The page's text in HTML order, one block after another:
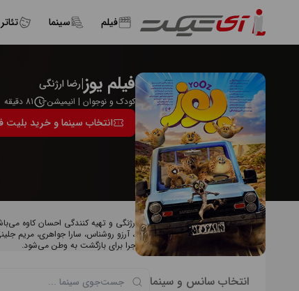
فیلم سینما تئاتر
فیلم یوز|رضا ارژنگی
کودک و نوجوان | انیمیشن 81 دقیقه
انتخاب سینما و خرید بلیت
درباره فیلم یوز
فیلم انیمیشن " یوز " به کارگردانی رضا ارژنگی و تهیه کنندگی احسان کاوه
ثانیخانی، سامان مظلومی، مهدی امینی، آرزو روشناس، سارا جواهری، مریم
خلاصه داستان: «یوز» راهی سفری پرماجرا برای بازگشت به وطن می‌شود.
انتخاب سانس و سینما